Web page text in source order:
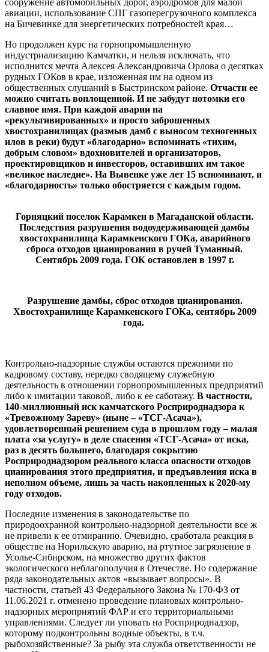
авиации, использование СПГ газоперегрузочного комплекса
на Бичевинке для энергетических потребностей края…
Но продолжен курс на горнопромышленную
индустриализацию Камчатки, и нельзя исключать, что
исполнится мечта Алексея Александровича Орлова о десятках
рудных ГОКов в крае, изложенная им на одном из
общественных слушаний в Быстринском районе. Отчасти ее
можно считать воплощенной. И не забудут потомки его
славное имя. При каждой аварии на
«рекультивированных» и просто заброшенных
хвостохранилищах (размыв дамб с выносом техногенных
илов в реки) будут «благодарно» вспоминать «тихим,
добрым словом» вдохновителей и организаторов,
проектировщиков и инвесторов, оставивших им такое
«великое наследие». На Вывенке уже лет 15 вспоминают, и
«благодарность» только обостряется с каждым годом.
Горняцкий поселок Карамкен в Магаданской области.
Последствия разрушения водоудерживающей дамбы
хвостохранилища Карамкенского ГОКа, аварийного
сброса отходов цианирования в ручей Туманный.
Сентябрь 2009 года. ГОК остановлен в 1997 г.
Разрушение дамбы, сброс отходов цианирования.
Хвостохранилище Карамкенского ГОКа, сентябрь 2009
года.
Контрольно-надзорные службы остаются прежними по
кадровому составу, нередко сводящему служебную
деятельность в отношении горнопромышленных предприятий
либо к имитации таковой, либо к ее саботажу. В частности,
140-миллионный иск камчатского Росприроднадзора к
«Тревожному Зареву» (ныне – «ТСГ-Асача»),
удовлетворенный решением суда в прошлом году – малая
плата «за услугу» в деле спасения «ТСГ-Асача» от иска,
раз в десять большего, благодаря сокрытию
Росприроднадзором реального класса опасности отходов
цианирования этого предприятия, и предъявления иска в
неполном объеме, лишь за часть накопленных к 2020-му
году отходов.
Последние изменения в законодательстве по
природоохранной контрольно-надзорной деятельности все ж
не привели к ее отмиранию. Очевидно, сработала реакция в
обществе на Норильскую аварию, на ртутное загрязнение в
Усолье-Сибирском, на множество других фактов
экологического неблагополучия в Отечестве. Но содержание
ряда законодательных актов «вызывает вопросы». В
частности, статьей 43 Федерального Закона № 170-ФЗ от
11.06.2021 г. отменено проведение плановых контрольно-
надзорных мероприятий ФАР и его территориальными
управлениями. Следует ли уповать на Росприроднадзор,
которому подконтрольны водные объекты, в т.ч.
рыбохозяйственные? За рыбу эта служба ответственности не